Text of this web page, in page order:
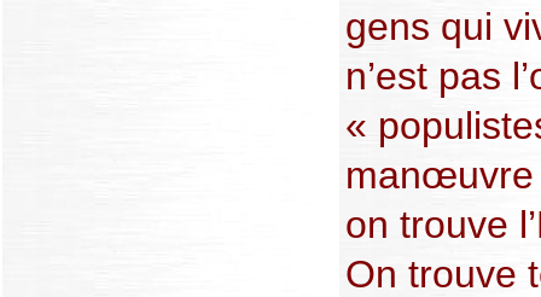
gens qui
n’est pas
«
manœuvre
on trouve
On trouve